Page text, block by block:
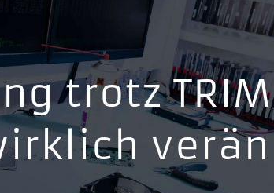
trotz